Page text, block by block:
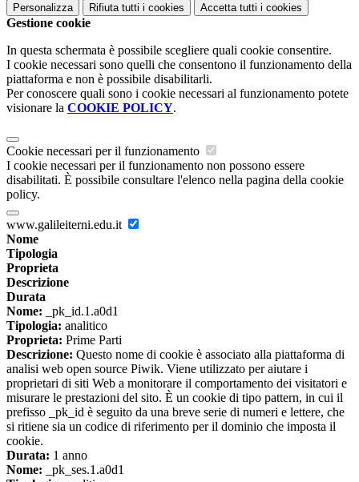
Personalizza Rifiuta tutti i cookies Accetta tutti i cookies
Gestione cookie
In questa schermata è possibile scegliere quali cookie consentire.
I cookie necessari sono quelli che consentono il funzionamento della
piattaforma e non è possibile disabilitarli.
Per conoscere quali sono i cookie necessari al funzionamento potete
visionare la COOKIE POLICY.
Cookie necessari per il funzionamento
I cookie necessari per il funzionamento non possono essere
disabilitati. È possibile consultare l'elenco nella pagina della cookie
policy.
www.galileiterni.edu.it
Nome
Tipologia
Proprieta
Descrizione
Durata
Nome: _pk_id.1.a0d1
Tipologia: analitico
Proprieta: Prime Parti
Descrizione: Questo nome di cookie è associato alla piattaforma di
analisi web open source Piwik. Viene utilizzato per aiutare i
proprietari di siti Web a monitorare il comportamento dei visitatori e
misurare le prestazioni del sito. È un cookie di tipo pattern, in cui il
prefisso _pk_id è seguito da una breve serie di numeri e lettere, che
si ritiene sia un codice di riferimento per il dominio che imposta il
cookie.
Durata: 1 anno
Nome: _pk_ses.1.a0d1